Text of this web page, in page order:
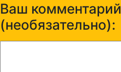
Ваш комментарий
(необязательно):